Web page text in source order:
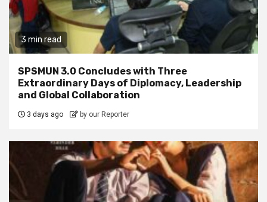
3 min read
SPSMUN 3.0 Concludes with Three
Extraordinary Days of Diplomacy, Leadership
and Global Collaboration
3 days ago by our Reporter